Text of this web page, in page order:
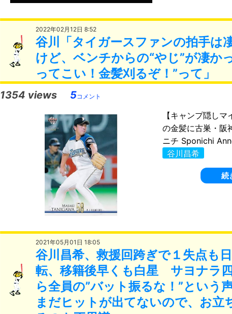
2022年02月12日 8:52
谷川「タイガースファンの拍手は
けど、ベンチからの“やじ”が凄か
ってこい！金髪刈るぞ！”って」
1354 views 5コメント
【キャンプ隠し
の金髪に古巣・阪
ニチ Sponichi
谷川昌希
続
2021年05月01日 18:05
谷川昌希、救援回跨ぎで１失点も
転、移籍後早くも白星 サヨナラ
ら全員の”バット振るな！”という
まだヒットが出てないので、お立